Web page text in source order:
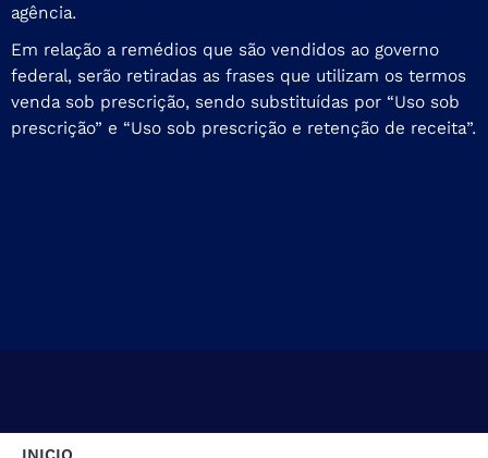
agência.
Em relação a remédios que são vendidos ao governo
federal, serão retiradas as frases que utilizam os termos
venda sob prescrição, sendo substituídas por “Uso sob
prescrição” e “Uso sob prescrição e retenção de receita”.